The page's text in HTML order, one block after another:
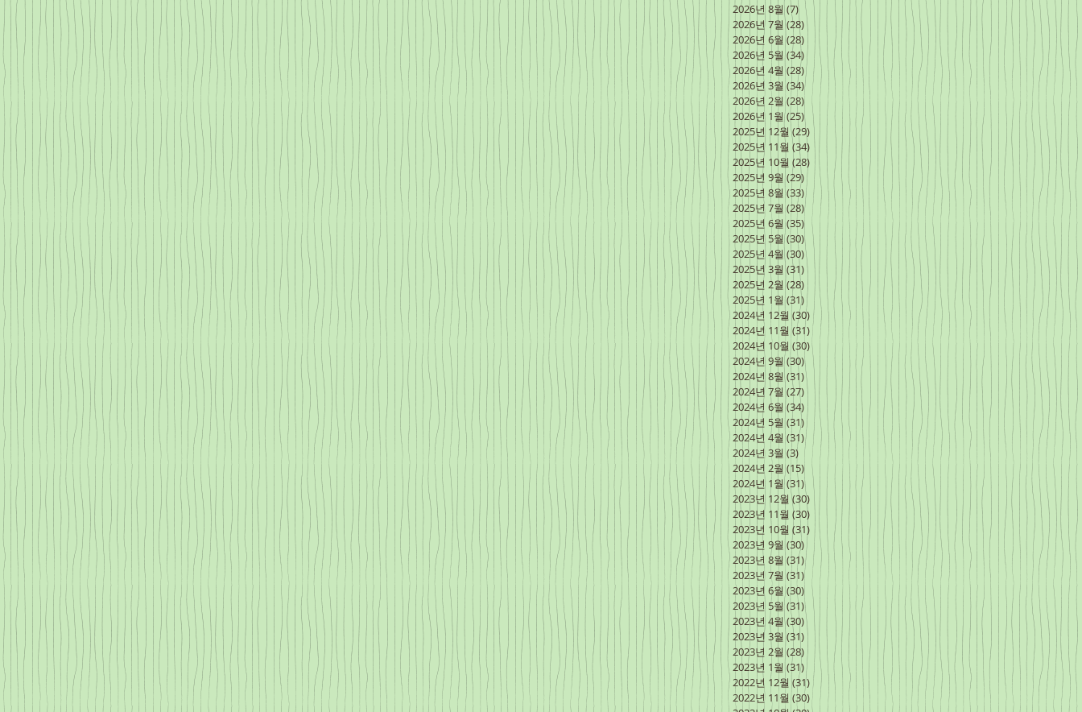
2026년 8월 (7)게시물 7개
2026년 7월 (28)게시물 28개
2026년 6월 (28) 게시물 28개
2026년 5월 (34)게시물 34개
2026년 4월 (28)게시물 28개
2026년 3월 (34)게시물 34개
2026년 2월 (28) 게시물 28개
2026년 1월 (25) 게시물 25개
2025년 12월 (29)
2025년 11월 (34) 게시물 34개
2025년 10월 (28) 게시물 28개
2025년 9월 (29)게시물 29개
2025년 8월 (33) 게시물 33개
2025년 7월 (28)게시물 28개
2025년 6월 (35) 게시물 35개
2025년 5월 (30)게시물 30개
2025년 4월 (30)게시물 30개
2025년 3월 (31)게시물 31개
2025년 2월 (28) 게시물 28개
2025년 1월 (31) 게시물 31개
2024년 12월 (30) 게시물 30개
2024년 11월 (31) 게시물 31개
2024년 10월 (30)게시물 30개
2024년 9월 (30)게시물 30개
2024년 8월 (31)게시물 31개
2024년 7월 (27)게시물 27개
2024년 6월 (34) 게시물 34개
2024년 5월 (31) 게시물 31개
2024년 4월 (31)게시물 31개
2024년 3월 (3) 게시물 3개
2024년 2월 (15) 게시물 15개
2024년 1월 (31)게시물 31개
2023년 12월 (30) 게시물 30개
2023년 11월 (30) 게시물 30개
2023년 10월 (31) 게시물 31개
2023년 9월 (30) 게시물 30개
2023년 8월 (31)게시물 31개
2023년 7월 (31) 게시물 31개
2023년 6월 (30) 게시물 30개
2023년 5월 (31)게시물 31개
2023년 4월 (30)게시물 30개
2023년 3월 (31) 게시물 31개
2023년 2월 (28) 게시물 28개
2023년 1월 (31)게시물 31개
2022년 12월 (31) 게시물 31개
2022년 11월 (30)게시물 30개